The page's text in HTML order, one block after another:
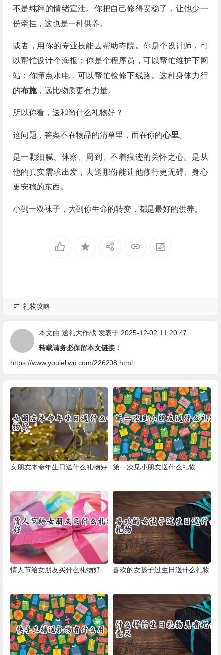
不是纯粹的情绪宣泄。你把自己修得安稳了，让他少一
份牵挂，这也是一种供养。
或者，用你的专业技能去帮助寺院。你是个设计师，可
以帮忙设计个海报；你是个程序员，可以帮忙维护下网
站；你懂点水电，可以帮忙检修下线路。这种身体力行
的布施，远比物质更有力量。
所以你看，送和尚什么礼物好？
这问题，答案不在物品的清单里，而在你的心里。
是一颗细腻、体察、周到、不着痕迹的关怀之心。是从
他的真实需求出发，去送那份能让他修行更无碍、身心
更安稳的东西。
小到一双袜子，大到你生命的转变，都是最好的供养。
礼物攻略
本文由 送礼大作战发表于 2025-12-02 11:20:47
转载请务必保留本文链接：
https://www.youleliwu.com/226208.html
女朋友本命年生日送什么礼物好 第一次见小朋友送什么礼物
情人节给女朋友买什么礼物好 喜欢的女孩子过生日送什么礼物